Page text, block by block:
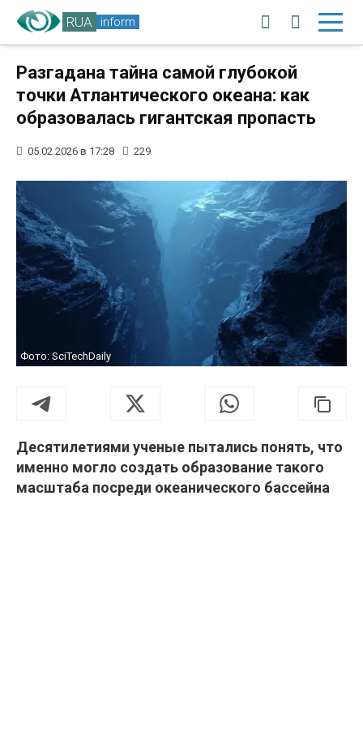
RUA inform
Разгадана тайна самой глубокой
точки Атлантического океана: как
образовалась гигантская пропасть
05.02.2026 в 17:28 229
Фото: SciTechDaily
Десятилетиями ученые пытались понять, что
именно могло создать образование такого
масштаба посреди океанического бассейна